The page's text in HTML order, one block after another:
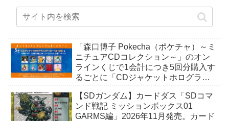
「森口博子 Pokecha（ポケチャ）～ミ
ニチュアCDコレクション～」のオン
ラインくじで1会計につき5回分購入す
るごとに「CDジャケットホログラム
月15日〜。
【SDガンダム】カードダス「SDコマ
ンド戦記 ミッションボックス01
GARMS編」2026年11月発売。カード